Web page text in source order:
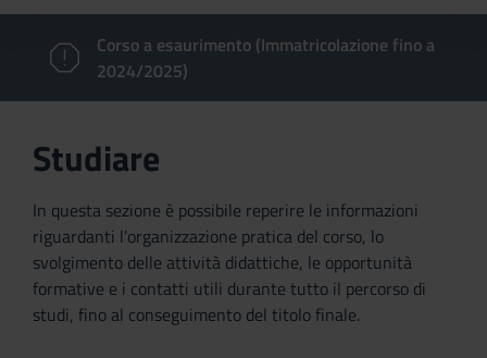
Corso a esaurimento (Immatricolazione fino a
2024/2025)
Studiare
In questa sezione è possibile reperire le informazioni
riguardanti l'organizzazione pratica del corso, lo
svolgimento delle attività didattiche, le opportunità
formative e i contatti utili durante tutto il percorso di
studi, fino al conseguimento del titolo finale.